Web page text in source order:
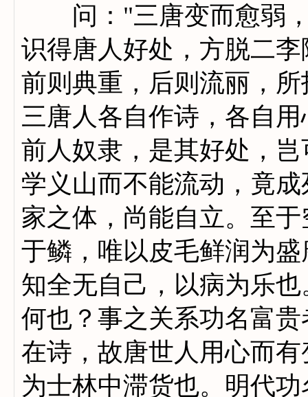
问："三唐变而愈弱，
识得唐人好处，方脱二
前则典重，后则流丽，
三唐人各自作诗，各自
前人奴隶，是其好处，
学义山而不能流动，竟
家之体，尚能自立。至
于鳞，唯以皮毛鲜润为
知全无自己，以病为乐
何也？事之关系功名富
在诗，故唐世人用心而
为士林中滞货也。明代